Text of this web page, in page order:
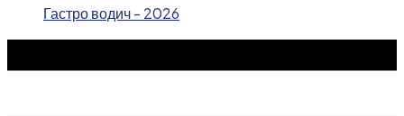
Гастро водич - 2026